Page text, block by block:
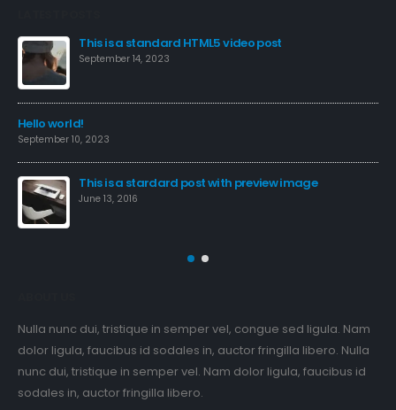
This is a standard HTML5 video post
September 14, 2023
Hello world!
September 10, 2023
This is a stardard post with preview image
June 13, 2016
Nulla nunc dui, tristique in semper vel, congue sed ligula. Nam
dolor ligula, faucibus id sodales in, auctor fringilla libero. Nulla
nunc dui, tristique in semper vel. Nam dolor ligula, faucibus id
sodales in, auctor fringilla libero.